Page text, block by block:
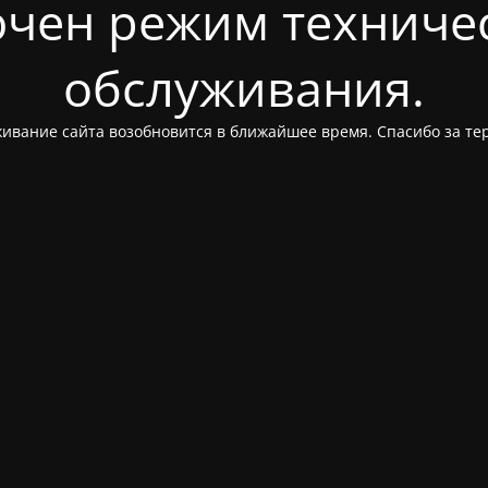
режим
обслуживания.
сайта возобновится в ближайшее время. Спасибо за